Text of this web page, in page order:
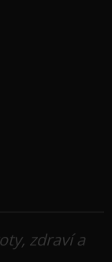
zdraví a